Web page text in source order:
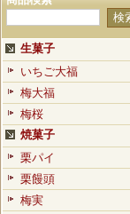
生菓子
いちご大福
梅大福
梅桜
焼菓子
栗パイ
栗饅頭
梅実